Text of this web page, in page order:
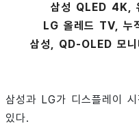
삼성 QLED 4K,
LG 올레드 TV, 누
삼성, QD-OLED 모
삼성과 LG가 디스플레이
있다.